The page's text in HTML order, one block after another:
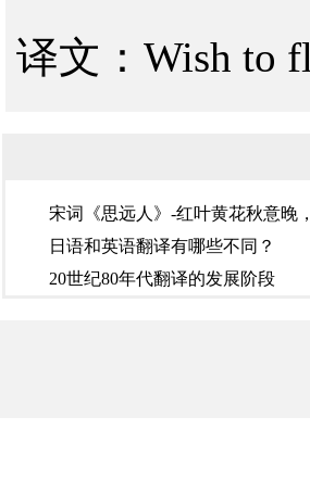
译文：Wish to
宋词《思远人》-红叶黄花秋意晚
日语和英语翻译有哪些不同？
20世纪80年代翻译的发展阶段